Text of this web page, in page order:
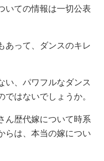
いての情報は一切公表
あって、ダンスのキレ
い、パワフルなダンス
はないでしょうか。
ん歴代嫁について時系
らは、本当の嫁につい